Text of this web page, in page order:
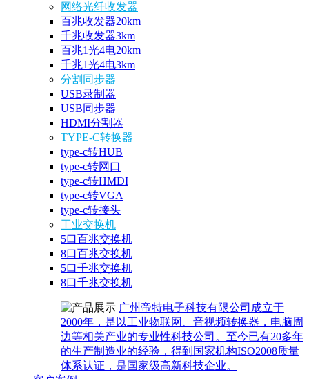
网络光纤收发器
百兆收发器20km
千兆收发器3km
百兆1光4电20km
千兆1光4电3km
分割同步器
USB录制器
USB同步器
HDMI分割器
TYPE-C转换器
type-c转HUB
type-c转网口
type-c转HMDI
type-c转VGA
type-c转接头
工业交换机
5口百兆交换机
8口百兆交换机
5口千兆交换机
8口千兆交换机
广州帝特电子科技有限公司成立于
2000年，是以工业物联网、音视频转换器，电脑周
边等相关产业的专业性科技公司。至今已有20多年
的生产制造业的经验，得到国家机构ISO2008质量
体系认证，是国家级高新科技企业。